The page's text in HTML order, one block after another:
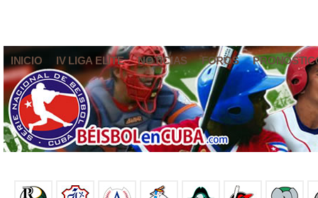
INICIO IV LIGA ELITE NOTICIAS FOROS